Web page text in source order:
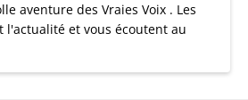
aventure des Vraies Voix . Les
l'actualité et vous écoutent au